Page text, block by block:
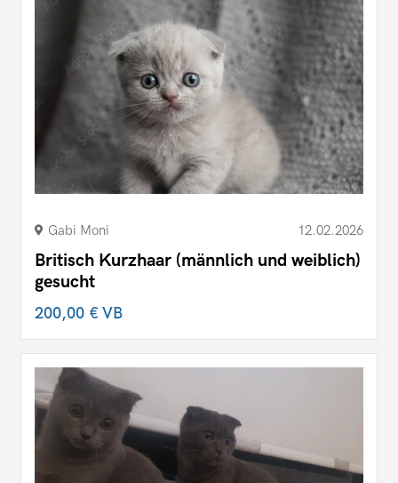
Gabi Moni 12.02.2026
Britisch Kurzhaar (männlich und weiblich)
gesucht
200,00 €VB